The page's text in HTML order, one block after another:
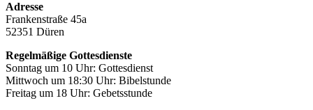
Adresse
Frankenstraße 45a
52351 Düren
Regelmäßige Gottesdienste
Sonntag um 10 Uhr: Gottesdienst
Mittwoch um 18:30 Uhr: Bibelstunde
Freitag um 18 Uhr: Gebetsstunde